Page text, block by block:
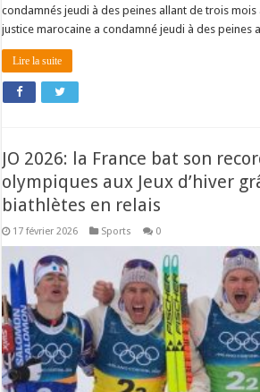
condamnés jeudi à des peines allant de trois mois
justice marocaine a condamné jeudi à des peines
Lire la suite
JO 2026: la France bat son
olympiques aux Jeux d’hiver
biathlètes en relais
17 février 2026 Sports 0